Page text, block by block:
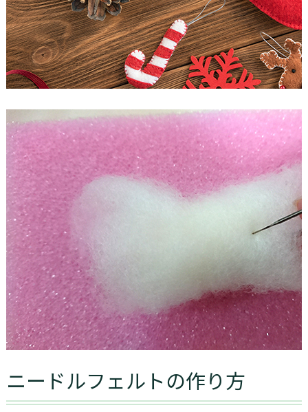
ニードルフェルトの作り方